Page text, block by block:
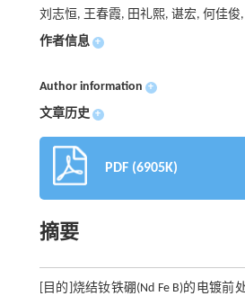
刘志恒, 王春霞, 田礼熙, 谌宏, 何佳俊
作者信息 +
Author information +
文章历史 +
PDF (6905K)
摘要
[目的]烧结钕铁硼(Nd Fe B)的电镀前